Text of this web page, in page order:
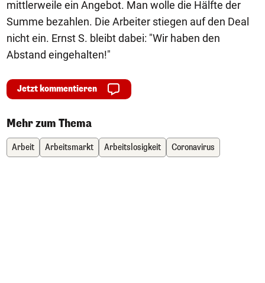
mittlerweile ein Angebot. Man wolle die Hälfte der
Summe bezahlen. Die Arbeiter stiegen auf den Deal
nicht ein. Ernst S. bleibt dabei: "Wir haben den
Abstand eingehalten!"
Jetzt kommentieren
Mehr zum Thema
Arbeit Arbeitsmarkt Arbeitslosigkeit Coronavirus